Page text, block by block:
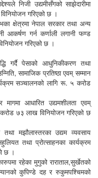
निजी उद्यमीसँगको साझेदारीमा
गरिएको छ ।
क्षेत्रमा नेपाल सरकार तथा अन्य
आकर्षण गर्न कर्णाली लगानी फण्ड
गरिएको छ ।
गर्दै पेसाको आधुनिकीकरण तथा
सामाजिक प्रतिष्ठा एवम् सम्मान
सञ्चालनको लागि रू. ५ करोड
मागमा आधारित उद्यमशीलता एवम्
७३ लाख विनियोजन गरिएको छ
तथा मझौलास्तरका उद्यम व्यवसाय
तथा प्रोत्साहनका कार्यक्रम
छ ।
रहेका मुगुको राराताल,सुर्खेतको
कुपिण्डे दह र रुकुमपश्चिमको